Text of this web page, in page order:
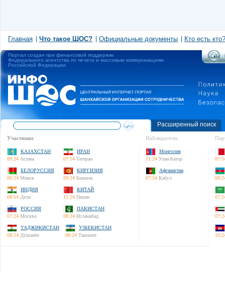
Главная Что такое ШОС? Официальные документы Кто есть кто?
Портал создан при финансовой поддержке
Федерального агентства по печати и массовым коммуникациям
Российской Федерации
Расширенный поиск
Участники:
КАЗАХСТАН
09:24 Астана
ИРАН
07:54 Тегеран
БЕЛОРУССИЯ
06:24 Минск
КИРГИЗИЯ
09:24 Бишкек
ИНДИЯ
08:54 Дели
КИТАЙ
11:24 Пекин
РОССИЯ
07:24 Москва
ПАКИСТАН
08:24 Исламабад
ТАДЖИКИСТАН
08:24 Душанбе
УЗБЕКИСТАН
08:24 Ташкент
Наблюдатели:
Монголия
11:24 Улан-Батор
Афганистан
07:54 Кабул